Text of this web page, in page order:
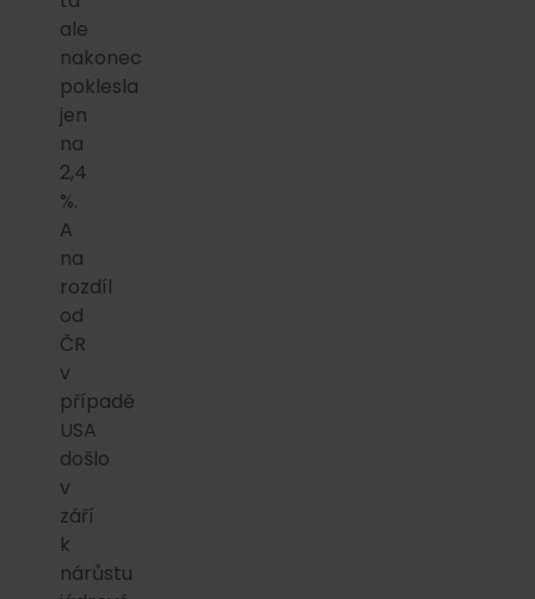
ale
nakonec
poklesla
jen
na
2,4
%.
A
na
rozdíl
od
ČR
v
případě
USA
došlo
v
září
k
nárůstu